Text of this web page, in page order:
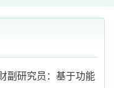
副研究员：基于功能